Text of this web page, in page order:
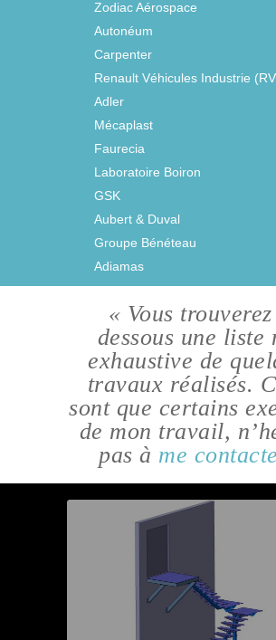
Zodiac Aérospace
Autonéum
Carpenter
Renault Véhicules Industrie
Adler
Mécaplast
Faurecia
Laboratoire Boiron
GSK
Aubert & Duval
Groupe Bénéteau
Adiamas
« Vous
dessous une liste
exhaustive de
travaux réalisés.
sont que certains
de mon travail,
pas à me